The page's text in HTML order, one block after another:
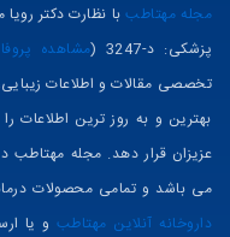
مجله مهتاطببا نظارت دکتر
پزشکی: د-3247 (
مشاهده
تخصصی مقالات و اطلاعات
بهترین و به روز ترین اطلاعات
عزیزان قرار دهد. مجله مهتاطب
می باشد و تمامی محصولات
داروخانه آنلاین مهتاطب